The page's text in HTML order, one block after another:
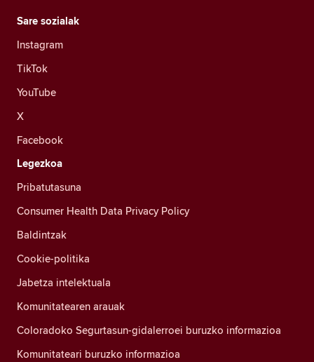
Sare sozialak
Instagram
TikTok
YouTube
X
Facebook
Legezkoa
Pribatutasuna
Consumer Health Data Privacy Policy
Baldintzak
Cookie-politika
Jabetza intelektuala
Komunitatearen arauak
Coloradoko Segurtasun-gidalerroei buruzko informazioa
Komunitateari buruzko informazioa